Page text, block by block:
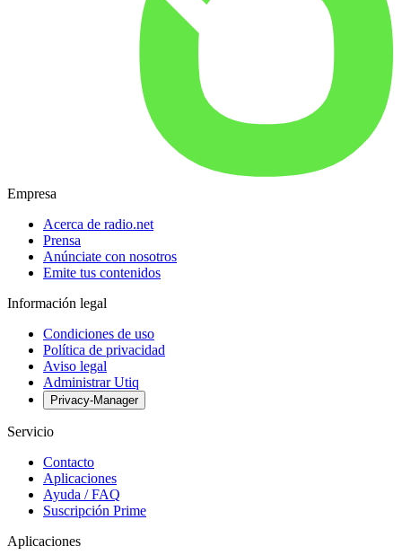
Empresa
Acerca de radio.net
Prensa
Anúnciate con nosotros
Emite tus contenidos
Información legal
Condiciones de uso
Política de privacidad
Aviso legal
Administrar Utiq
Privacy-Manager
Servicio
Contacto
Aplicaciones
Ayuda / FAQ
Suscripción Prime
Aplicaciones